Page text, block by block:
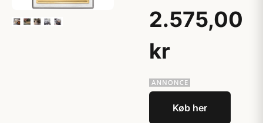
2.575,00
kr
Køb her